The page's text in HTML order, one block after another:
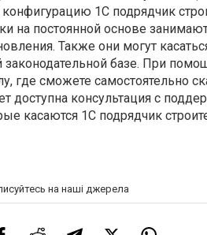
1С подрядчик
на постоянной основе
Также они могут
законодательной базе. При
где сможете самостоятельно
доступна консультация с
касаются 1С подрядчик
на наші джерела